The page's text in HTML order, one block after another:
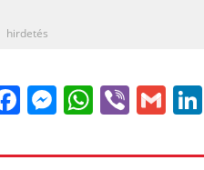
hirdetés
FacebookViber